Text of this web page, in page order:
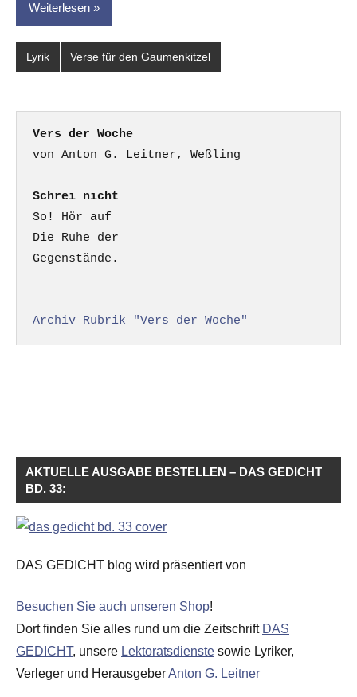
Weiterlesen
Lyrik Verse für den Gaumenkitzel
Vers der Woche
Schrei nicht
So! Hör auf
Die Ruhe der
Gegenstände.
Archiv Rubrik "Vers der Woche"
AKTUELLE AUSGABE BESTELLEN – DAS GEDICHT
BD. 33:
DAS GEDICHT blog wird präsentiert von
Besuchen Sie auch unseren Shop!
Dort finden Sie alles rund um die Zeitschrift DAS
GEDICHT, unsere Lektoratsdienste sowie Lyriker,
Verleger und HerausgeberAnton G. Leitner